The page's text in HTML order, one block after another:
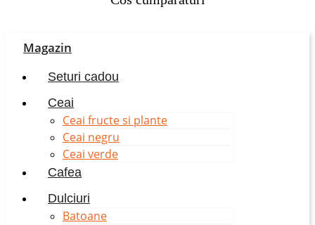
Magazin
Seturi cadou
Ceai
Ceai fructe si plante
Ceai negru
Ceai verde
Cafea
Dulciuri
Batoane